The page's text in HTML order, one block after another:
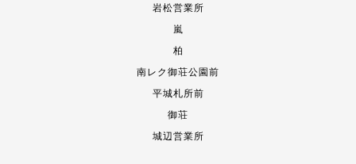
岩松営業所
嵐
柏
南レク御荘公園前
平城札所前
御荘
城辺営業所